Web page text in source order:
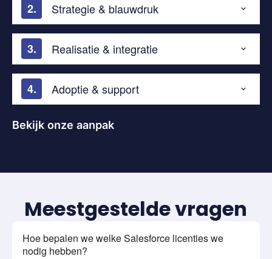
Strategie & blauwdruk
Realisatie & integratie
Adoptie & support
Bekijk onze aanpak
Meestgestelde vragen
Hoe bepalen we welke Salesforce licenties we
nodig hebben?